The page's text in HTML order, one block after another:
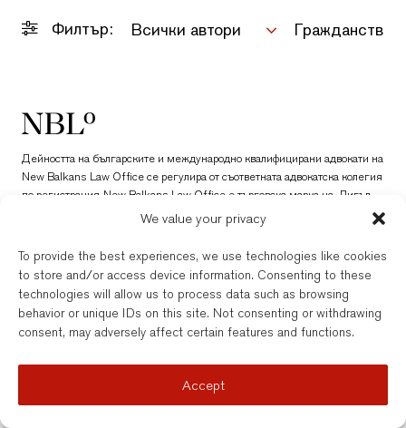
We value your privacy
To provide the best experiences, we use technologies like cookies
to store and/or access device information. Consenting to these
technologies will allow us to process data such as browsing
behavior or unique IDs on this site. Not consenting or withdrawing
consent, may adversely affect certain features and functions.
Accept
Филтър: Всички автори Гражданство
New Balkans Law Office
Дейността на българските и международно квалифицирани адвокати на
New Balkans Law Office се регулира от съответната адвокатска колегия
по регистрация. New Balkans Law Office е търговска марка на „Лигъл
сървисиз“ ЕООД, дружество, регистрирано по българското
законодателство с ЕИК 202331677. Допълнителни подробности
можете да откриете тук.
© New Balkans Law Office 2026